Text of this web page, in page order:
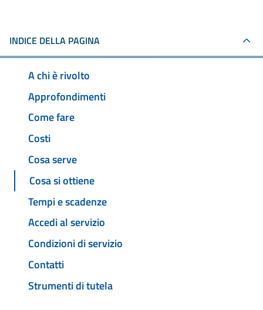
INDICE DELLA PAGINA
A chi è rivolto
Approfondimenti
Come fare
Costi
Cosa serve
Cosa si ottiene
Tempi e scadenze
Accedi al servizio
Condizioni di servizio
Contatti
Strumenti di tutela